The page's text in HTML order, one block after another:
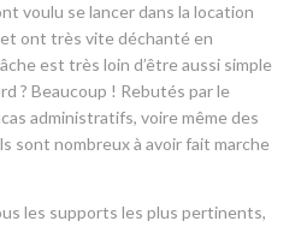
voulu se lancer dans la location
ont très vite déchanté en
est très loin d’être aussi simple
? Beaucoup ! Rebutés par le
administratifs, voire même des
sont nombreux à avoir fait marche
les supports les plus pertinents,